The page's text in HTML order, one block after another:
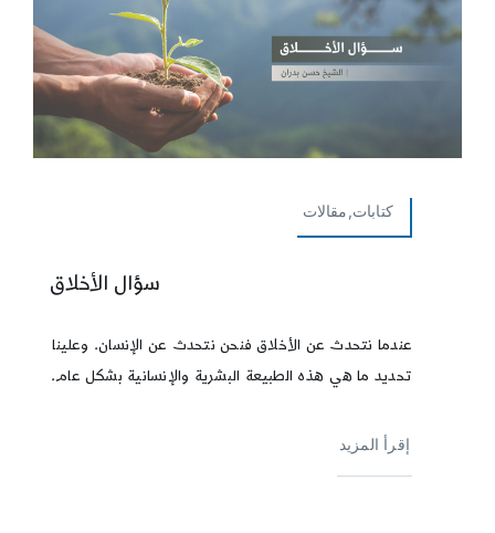
كتابات,مقالات
سؤال الأخلاق
عندما نتحدث عن الأخلاق فنحن نتحدث عن الإنسان. وعلينا
تحديد ما هي هذه الطبيعة البشرية والإنسانية بشكل عام.
إقرأ المزيد